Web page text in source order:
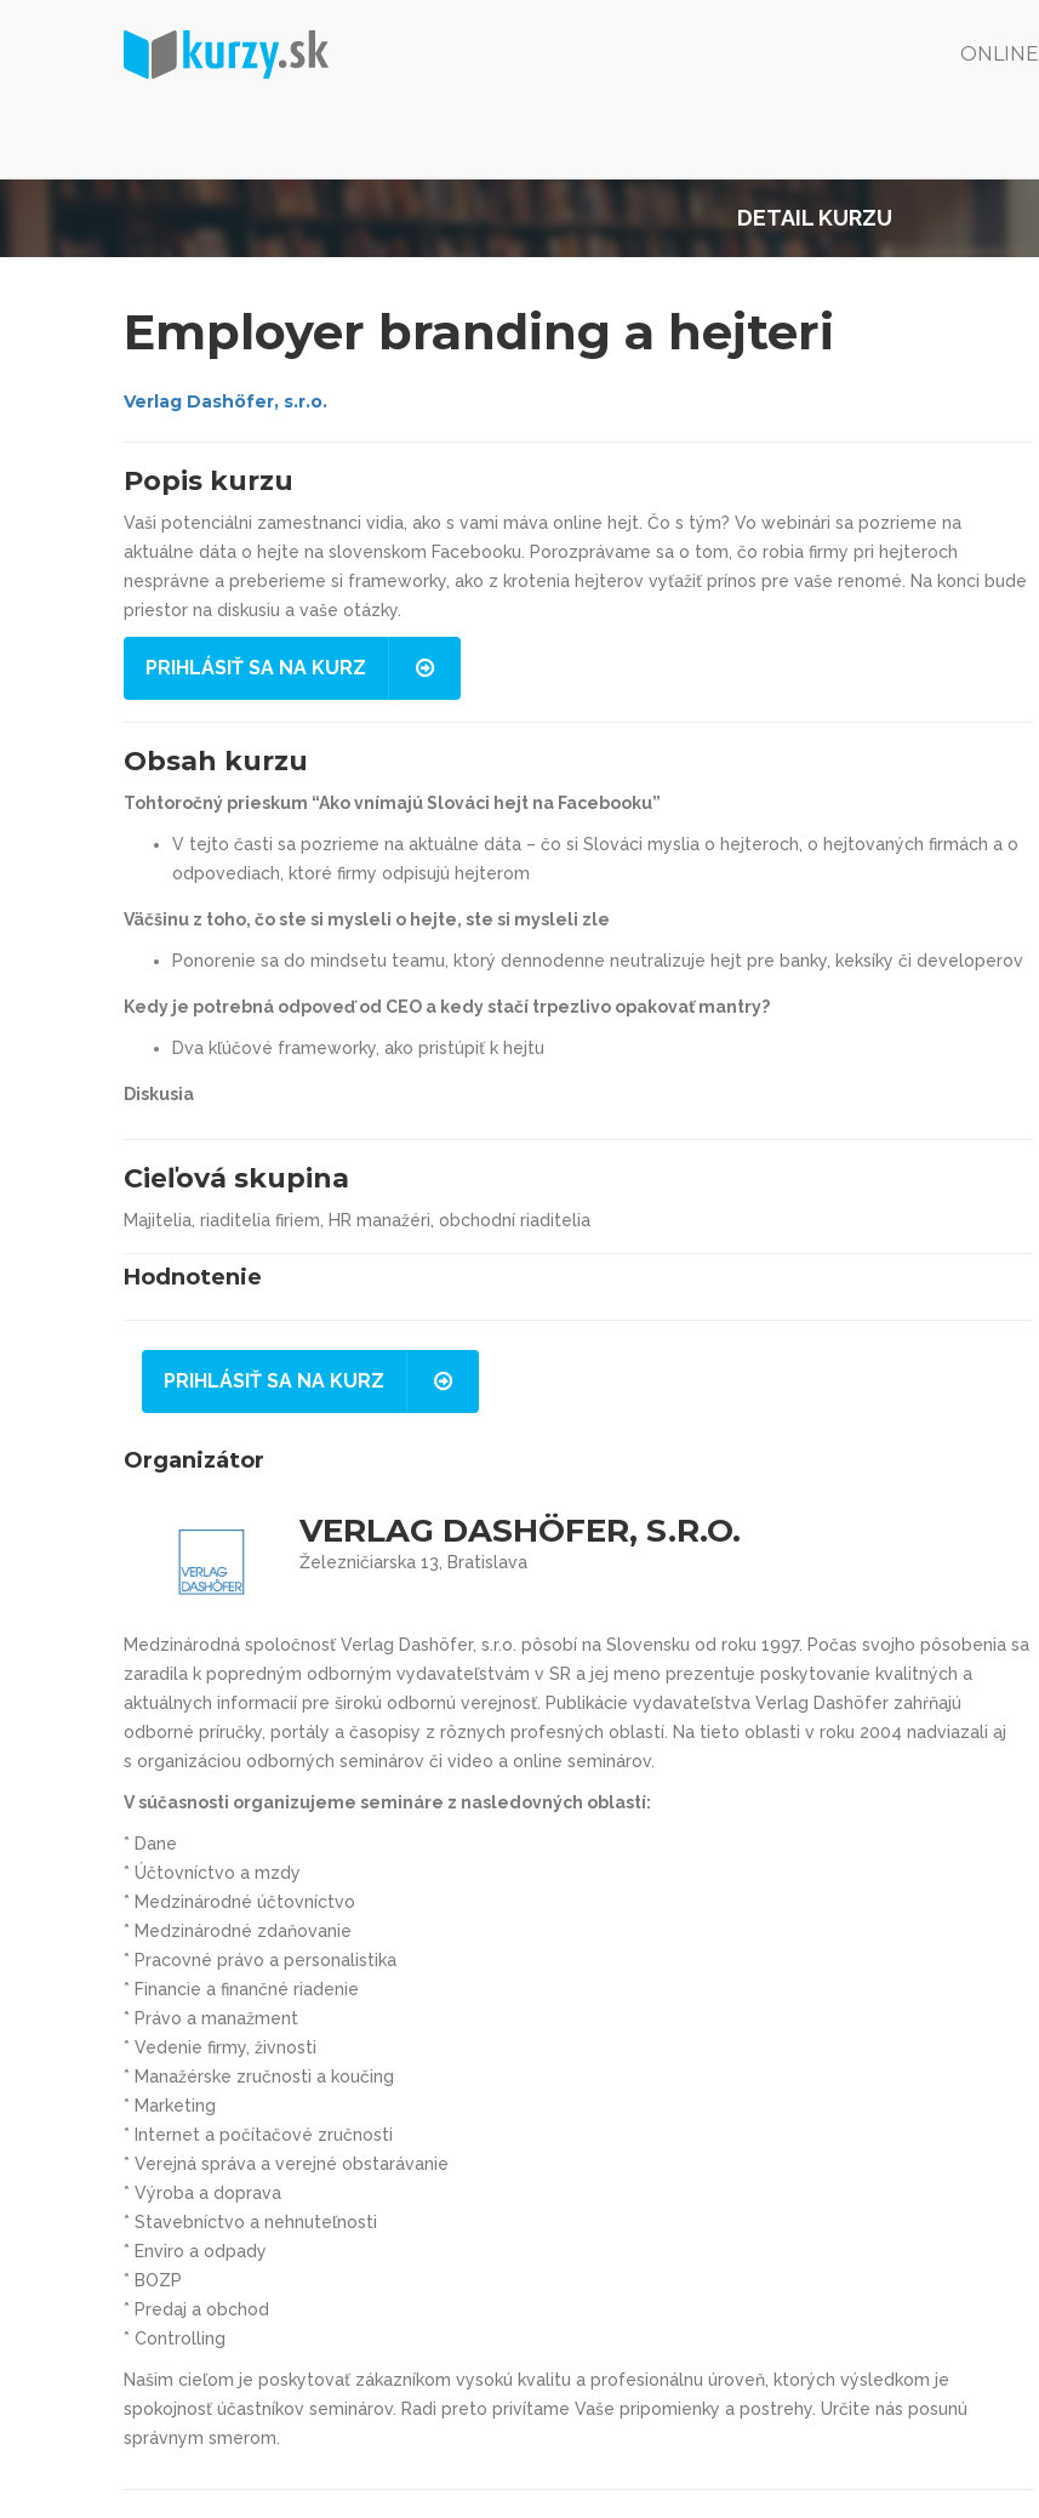
DETAIL KURZU
Employer branding a hejteri
Verlag Dashöfer, s.r.o.
Popis kurzu
Vaši potenciálni zamestnanci vidia, ako s vami máva online hejt. Čo s tým? Vo webinári sa pozrieme na
aktuálne dáta o hejte na slovenskom Facebooku. Porozprávame sa o tom, čo robia firmy pri hejteroch
nesprávne a preberieme si frameworky, ako z krotenia hejterov vyťažiť prínos pre vaše renomé. Na konci bude
priestor na diskusiu a vaše otázky.
PRIHLÁSIŤ SA NA KURZ
Obsah kurzu
Tohtoročný prieskum “Ako vnímajú Slováci hejt na Facebooku”
V tejto časti sa pozrieme na aktuálne dáta – čo si Slováci myslia o hejteroch, o hejtovaných firmách a o
odpovediach, ktoré firmy odpisujú hejterom
Väčšinu z toho, čo ste si mysleli o hejte, ste si mysleli zle
Ponorenie sa do mindsetu teamu, ktorý dennodenne neutralizuje hejt pre banky, keksíky či developerov
Kedy je potrebná odpoveď od CEO a kedy stačí trpezlivo opakovať mantry?
Dva kľúčové frameworky, ako pristúpiť k hejtu
Diskusia
Cieľová skupina
Majitelia, riaditelia firiem, HR manažéri, obchodní riaditelia
Hodnotenie
PRIHLÁSIŤ SA NA KURZ
Organizátor
VERLAG DASHÖFER, S.R.O.
Železničiarska 13, Bratislava
Medzinárodná spoločnosť Verlag Dashöfer, s.r.o. pôsobí na Slovensku od roku 1997. Počas svojho pôsobenia sa
zaradila k popredným odborným vydavateľstvám v SR a jej meno prezentuje poskytovanie kvalitných a
aktuálnych informacií pre širokú odbornú verejnosť. Publikácie vydavateľstva Verlag Dashöfer zahŕňajú
odborné príručky, portály a časopisy z rôznych profesných oblastí. Na tieto oblasti v roku 2004 nadviazali aj
s organizáciou odborných seminárov či video a online seminárov.
V súčasnosti organizujeme semináre z nasledovných oblastí:
* Dane
* Účtovníctvo a mzdy
* Medzinárodné účtovníctvo
* Medzinárodné zdaňovanie
* Pracovné právo a personalistika
* Financie a finančné riadenie
* Právo a manažment
* Vedenie firmy, živnosti
* Manažérske zručnosti a koučing
* Marketing
* Internet a počítačové zručnosti
* Verejná správa a verejné obstarávanie
* Výroba a doprava
* Stavebníctvo a nehnuteľnosti
* Enviro a odpady
* BOZP
* Predaj a obchod
* Controlling
Našim cieľom je poskytovať zákazníkom vysokú kvalitu a profesionálnu úroveň, ktorých výsledkom je
spokojnosť účastníkov seminárov. Radi preto privítame Vaše pripomienky a postrehy. Určite nás posunú
správnym smerom.